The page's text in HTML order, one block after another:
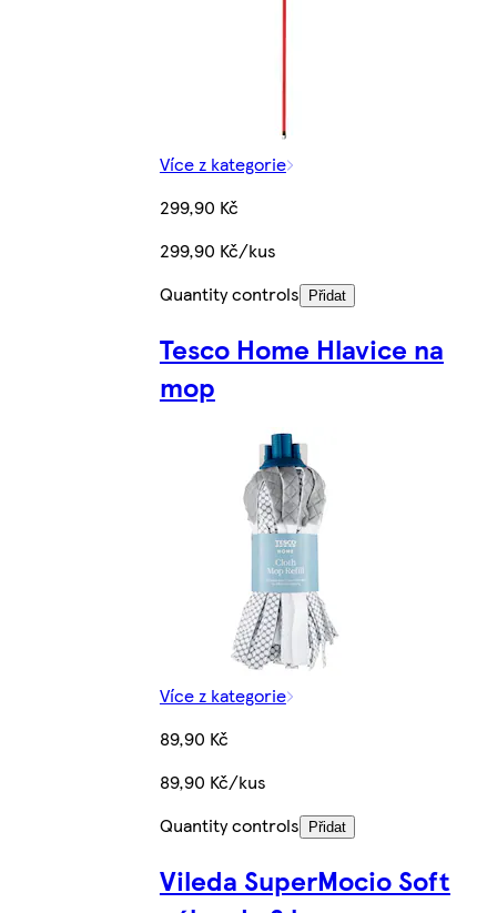
Více z kategorie
299,90 Kč
299,90 Kč/kus
Quantity controls
Přidat
Tesco Home Hlavice na
mop
Více z kategorie
89,90 Kč
89,90 Kč/kus
Quantity controls
Přidat
Vileda SuperMocio Soft